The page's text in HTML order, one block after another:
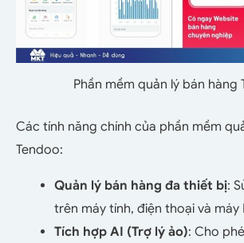
Phần mềm quản lý bán hàng
Các tính năng chính của phần mềm
Tendoo:
Quản lý bán hàng đa thiết bị:
trên máy tính, điện thoại và máy
Tích hợp AI (Trợ lý ảo): Cho